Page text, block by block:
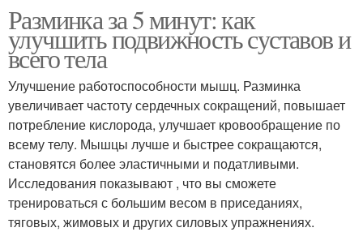
Разминка за 5 минут: как
улучшить подвижность суставов и
всего тела
Улучшение работоспособности мышц. Разминка
увеличивает частоту сердечных сокращений, повышает
потребление кислорода, улучшает кровообращение по
всему телу. Мышцы лучше и быстрее сокращаются,
становятся более эластичными и податливыми.
Исследования показывают , что вы сможете
тренироваться с большим весом в приседаниях,
тяговых, жимовых и других силовых упражнениях.